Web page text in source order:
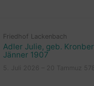
Friedhof Lackenbach
Adler Julie, geb.
Jänner 1907